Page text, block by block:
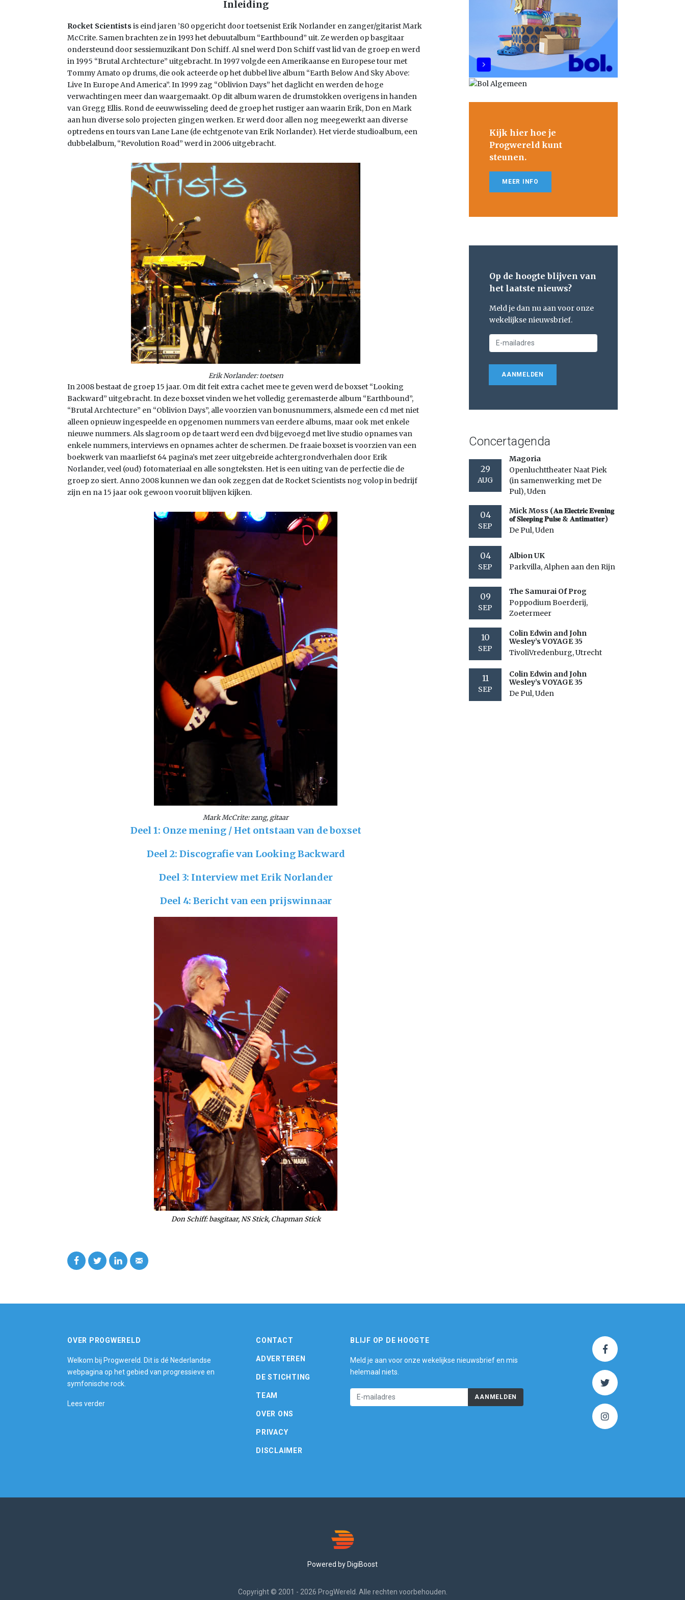
Inleiding
Rocket Scientists is eind jaren ’80 opgericht door toetsenist Erik Norlander en zanger/gitarist Mark
McCrite. Samen brachten ze in 1993 het debuutalbum “Earthbound” uit. Ze werden op basgitaar
ondersteund door sessiemuzikant Don Schiff. Al snel werd Don Schiff vast lid van de groep en werd
in 1995 “Brutal Archtecture” uitgebracht. In 1997 volgde een Amerikaanse en Europese tour met
Tommy Amato op drums, die ook acteerde op het dubbel live album “Earth Below And Sky Above:
Live In Europe And America”. In 1999 zag “Oblivion Days” het daglicht en werden de hoge
verwachtingen meer dan waargemaakt. Op dit album waren de drumstokken overigens in handen
van Gregg Ellis. Rond de eeuwwisseling deed de groep het rustiger aan waarin Erik, Don en Mark
aan hun diverse solo projecten gingen werken. Er werd door allen nog meegewerkt aan diverse
optredens en tours van Lane Lane (de echtgenote van Erik Norlander). Het vierde studioalbum, een
dubbelalbum, “Revolution Road” werd in 2006 uitgebracht.
Erik Norlander: toetsen
In 2008 bestaat de groep 15 jaar. Om dit feit extra cachet mee te geven werd de boxset “Looking
Backward” uitgebracht. In deze boxset vinden we het volledig geremasterde album “Earthbound”,
“Brutal Archtecture” en “Oblivion Days”, alle voorzien van bonusnummers, alsmede een cd met niet
alleen opnieuw ingespeelde en opgenomen nummers van eerdere albums, maar ook met enkele
nieuwe nummers. Als slagroom op de taart werd een dvd bijgevoegd met live studio opnames van
enkele nummers, interviews en opnames achter de schermen. De fraaie boxset is voorzien van een
boekwerk van maarliefst 64 pagina’s met zeer uitgebreide achtergrondverhalen door Erik
Norlander, veel (oud) fotomateriaal en alle songteksten. Het is een uiting van de perfectie die de
groep zo siert. Anno 2008 kunnen we dan ook zeggen dat de Rocket Scientists nog volop in bedrijf
zijn en na 15 jaar ook gewoon vooruit blijven kijken.
Mark McCrite: zang, gitaar
Deel 1: Onze mening / Het ontstaan van de boxset
Deel 2: Discografie van Looking Backward
Deel 3: Interview met Erik Norlander
Deel 4: Bericht van een prijswinnaar
Don Schiff: basgitaar, NS Stick, Chapman Stick
Kijk hier hoe je
Progwereld kunt
steunen.
MEER INFO
Op de hoogte blijven van
het laatste nieuws?
Meld je dan nu aan voor onze
wekelijkse nieuwsbrief.
AANMELDEN
Concertagenda
29
AUG
Magoria
Openluchttheater Naat Piek
(in samenwerking met De
Pul), Uden
04
SEP
Mick Moss (𝐀𝐧 𝐄𝐥𝐞𝐜𝐭𝐫𝐢𝐜 𝐄𝐯𝐞𝐧𝐢𝐧𝐠
𝐨𝐟 𝐒𝐥𝐞𝐞𝐩𝐢𝐧𝐠 𝐏𝐮𝐥𝐬𝐞 & 𝐀𝐧𝐭𝐢𝐦𝐚𝐭𝐭𝐞𝐫)
De Pul, Uden
04
SEP
Albion UK
Parkvilla, Alphen aan den Rijn
09
SEP
The Samurai Of Prog
Poppodium Boerderij,
Zoetermeer
10
SEP
Colin Edwin and John
Wesley’s VOYAGE 35
TivoliVredenburg, Utrecht
11
SEP
Colin Edwin and John
Wesley’s VOYAGE 35
De Pul, Uden
OVER PROGWERELD
Welkom bij Progwereld. Dit is dé Nederlandse
webpagina op het gebied van progressieve en
symfonische rock.
Lees verder
CONTACT
ADVERTEREN
DE STICHTING
TEAM
OVER ONS
PRIVACY
DISCLAIMER
BLIJF OP DE HOOGTE
Meld je aan voor onze wekelijkse nieuwsbrief en mis
helemaal niets.
AANMELDEN
Powered by DigiBoost
Copyright © 2001 - 2026 ProgWereld. Alle rechten voorbehouden.